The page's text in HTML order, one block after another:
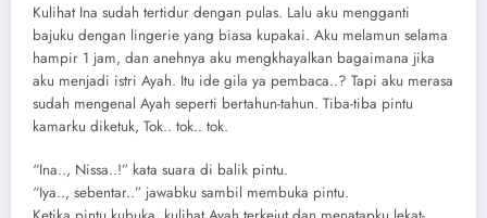
Kulihat Ina sudah tertidur dengan pulas. Lalu aku mengganti
bajuku dengan lingerie yang biasa kupakai. Aku melamun selama
hampir 1 jam, dan anehnya aku mengkhayalkan bagaimana jika
aku menjadi istri Ayah. Itu ide gila ya pembaca..? Tapi aku merasa
sudah mengenal Ayah seperti bertahun-tahun. Tiba-tiba pintu
kamarku diketuk, Tok.. tok.. tok.
“Ina.., Nissa..!” kata suara di balik pintu.
“Iya.., sebentar..” jawabku sambil membuka pintu.